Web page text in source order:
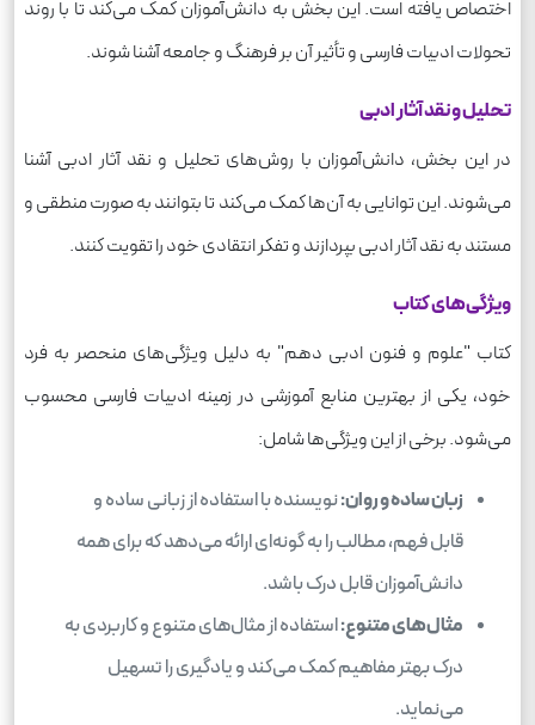
اختصاص یافته است. این بخش به دانش‌آموزان کمک می‌کند تا با روند
تحولات ادبیات فارسی و تأثیر آن بر فرهنگ و جامعه آشنا شوند.
تحلیل و نقد آثار ادبی
در این بخش، دانش‌آموزان با روش‌های تحلیل و نقد آثار ادبی آشنا
می‌شوند. این توانایی به آن‌ها کمک می‌کند تا بتوانند به صورت منطقی و
مستند به نقد آثار ادبی بپردازند و تفکر انتقادی خود را تقویت کنند.
ویژگی‌های کتاب
کتاب "علوم و فنون ادبی دهم" به دلیل ویژگی‌های منحصر به فرد
خود، یکی از بهترین منابع آموزشی در زمینه ادبیات فارسی محسوب
می‌شود. برخی از این ویژگی‌ها شامل:
زبان ساده و روان:نویسنده با استفاده از زبانی ساده و
قابل فهم، مطالب را به گونه‌ای ارائه می‌دهد که برای همه
دانش‌آموزان قابل درک باشد.
مثال‌های متنوع:استفاده از مثال‌های متنوع و کاربردی به
درک بهتر مفاهیم کمک می‌کند و یادگیری را تسهیل
می‌نماید.